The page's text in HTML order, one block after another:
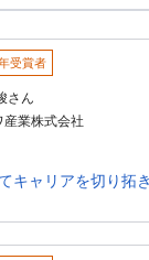
受賞者
さん
産業株式会社
キャリアを切り拓